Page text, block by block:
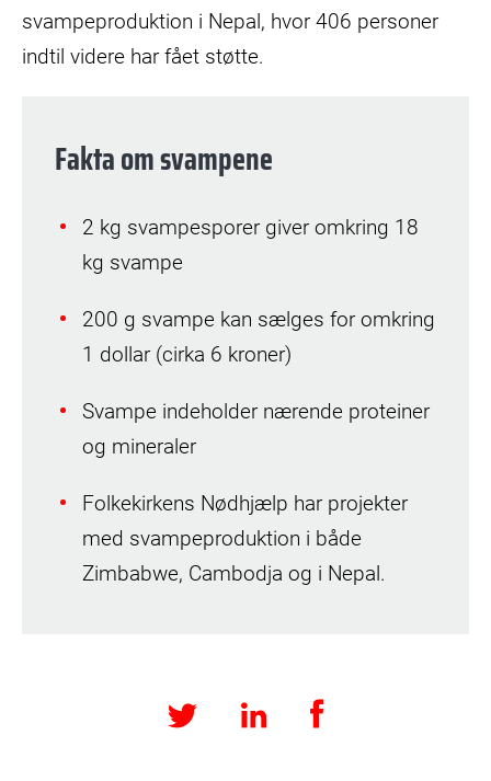
svampeproduktion i Nepal, hvor 406 personer
indtil videre har fået støtte.
Fakta om svampene
2 kg svampesporer giver omkring 18
kg svampe
200 g svampe kan sælges for omkring
1 dollar (cirka 6 kroner)
Svampe indeholder nærende proteiner
og mineraler
Folkekirkens Nødhjælp har projekter
med svampeproduktion i både
Zimbabwe, Cambodja og i Nepal.
Twitter LinkedInFacebook